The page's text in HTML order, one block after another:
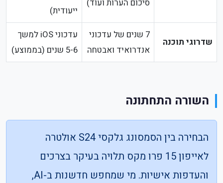
סיכום הערות ועוד)
ייעודית)
שדרוגי תוכנה
7 שנים של עדכוני
אנדרואיד ואבטחה
עדכוני iOS למשך
5-6 שנים (בממוצע)
השורה התחתונה
הבחירה בין הסמסונג גלקסי S24 אולטרה
לאייפון 15 פרו מקס תלויה בעיקר בצרכים
והעדפות אישיות. מי שמחפש חדשנות ב-AI,